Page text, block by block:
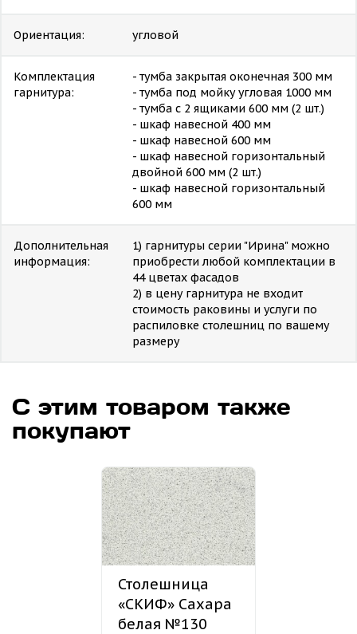
Ориентация: угловой
Комплектация
гарнитура:
- тумба закрытая оконечная 300 мм
- тумба под мойку угловая 1000 мм
- тумба с 2 ящиками 600 мм (2 шт.)
- шкаф навесной 400 мм
- шкаф навесной 600 мм
- шкаф навесной горизонтальный
двойной 600 мм (2 шт.)
- шкаф навесной горизонтальный
600 мм
Дополнительная
информация:
1) гарнитуры серии "Ирина" можно
приобрести любой комплектации в
44 цветах фасадов
2) в цену гарнитура не входит
стоимость раковины и услуги по
распиловке столешниц по вашему
размеру
С этим товаром также
покупают
Столешница
«СКИФ» Сахара
белая №130